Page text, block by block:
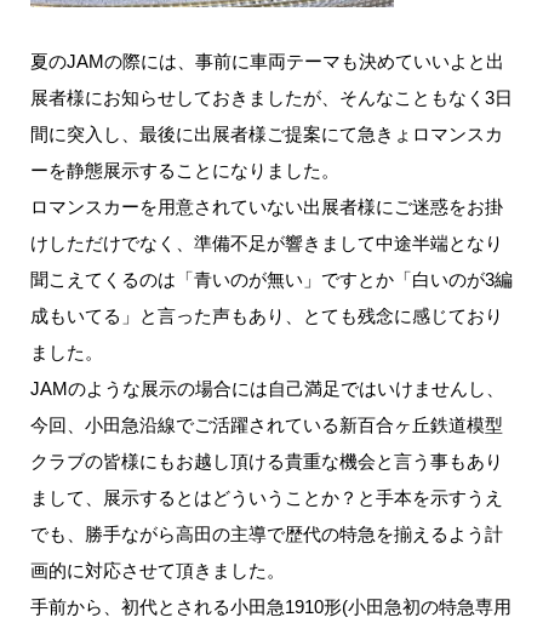
夏のJAMの際には、事前に車両テーマも決めていいよと出
展者様にお知らせしておきましたが、そんなこともなく3日
間に突入し、最後に出展者様ご提案にて急きょロマンスカ
ーを静態展示することになりました。
ロマンスカーを用意されていない出展者様にご迷惑をお掛
けしただけでなく、準備不足が響きまして中途半端となり
聞こえてくるのは「青いのが無い」ですとか「白いのが3編
成もいてる」と言った声もあり、とても残念に感じており
ました。
JAMのような展示の場合には自己満足ではいけませんし、
今回、小田急沿線でご活躍されている新百合ヶ丘鉄道模型
クラブの皆様にもお越し頂ける貴重な機会と言う事もあり
まして、展示するとはどういうことか？と手本を示すうえ
でも、勝手ながら高田の主導で歴代の特急を揃えるよう計
画的に対応させて頂きました。
手前から、初代とされる小田急1910形(小田急初の特急専用